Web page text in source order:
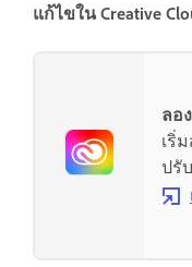
แก้ไขใน Creative
ลอ
เริ่
ปรั